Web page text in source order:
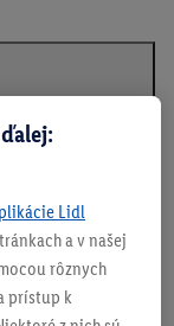
Lidl
a v našej
rôznych
prístup k